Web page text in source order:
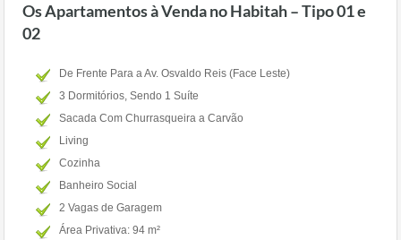
Os Apartamentos à Venda no Habitah – Tipo 01 e
02
De Frente Para a Av. Osvaldo Reis (Face Leste)
3 Dormitórios, Sendo 1 Suíte
Sacada Com Churrasqueira a Carvão
Living
Cozinha
Banheiro Social
2 Vagas de Garagem
Área Privativa: 94 m²